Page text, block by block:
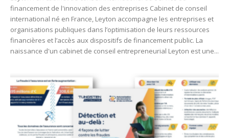
financement de l'innovation des entreprises Cabinet de conseil
international né en France, Leyton accompagne les entreprises et
organisations publiques dans l’optimisation de leurs ressources
financières et l’accès aux dispositifs de financement public. La
naissance d'un cabinet de conseil entrepreneurial Leyton est une...